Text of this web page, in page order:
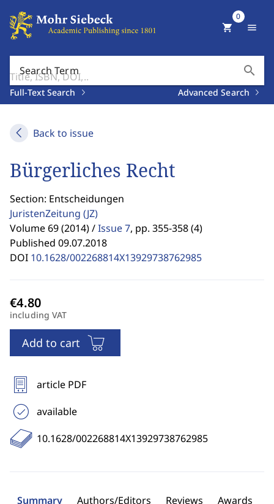
Search Term search
Full-Text Search Advanced Search
shopping_cart
0
menu
Back to issue
Bürgerliches Recht
Section: Entscheidungen
JuristenZeitung (JZ)
Volume 69 (2014) /Issue 7, pp. 355-358 (4)
Published 09.07.2018
DOI 10.1628/002268814X13929738762985
including VAT
Add to cart
article PDF
available
10.1628/002268814X13929738762985
Summary Authors/Editors Reviews Awards